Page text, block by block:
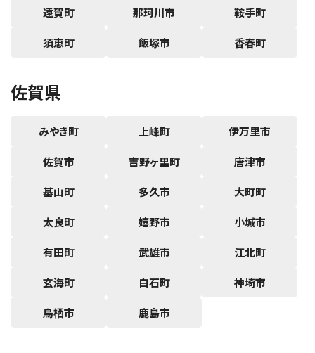
遠賀町 那珂川市 鞍手町
須恵町 飯塚市 香春町
佐賀県
みやき町 上峰町 伊万里市
佐賀市 吉野ヶ里町 唐津市
基山町 多久市 大町町
太良町 嬉野市 小城市
有田町 武雄市 江北町
玄海町 白石町 神埼市
鳥栖市 鹿島市